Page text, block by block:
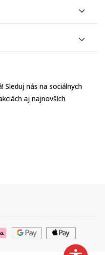
nás na sociálnych
aj najnovších